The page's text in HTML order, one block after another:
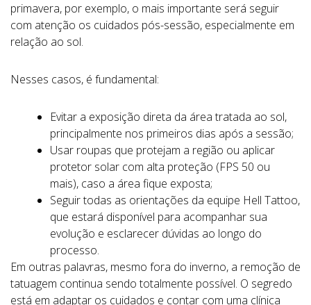
primavera, por exemplo, o mais importante será seguir
com atenção os cuidados pós-sessão, especialmente em
relação ao sol.
Nesses casos, é fundamental:
Evitar a exposição direta da área tratada ao sol,
principalmente nos primeiros dias após a sessão;
Usar roupas que protejam a região ou aplicar
protetor solar com alta proteção (FPS 50 ou
mais), caso a área fique exposta;
Seguir todas as orientações da equipe Hell Tattoo,
que estará disponível para acompanhar sua
evolução e esclarecer dúvidas ao longo do
processo.
Em outras palavras, mesmo fora do inverno, a remoção de
tatuagem continua sendo totalmente possível. O segredo
está em adaptar os cuidados e contar com uma clínica